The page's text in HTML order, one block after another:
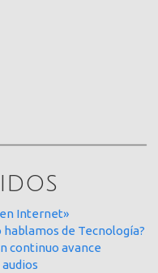
Internet»
de Tecnología?
continuo avance